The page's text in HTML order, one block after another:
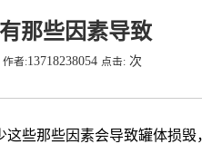
那些因素导致
作者:13718238054 点击: 次
那些因素会导致罐体损毁